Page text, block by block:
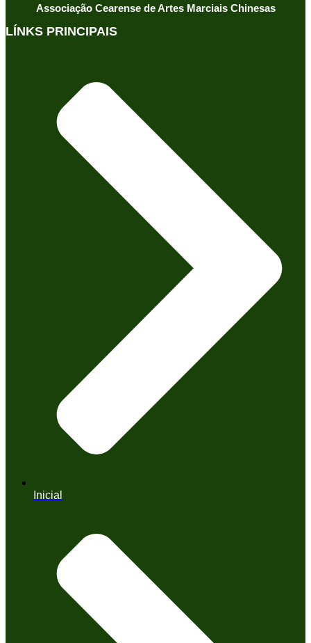
Associação Cearense de Artes Marciais Chinesas
LÍNKS PRINCIPAIS
Inicial